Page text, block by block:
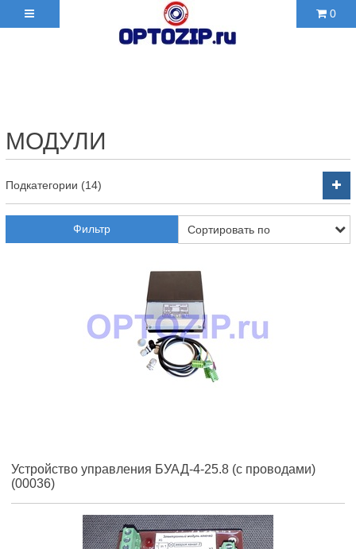
0
МОДУЛИ
Подкатегории (14)
Фильтр
Устройство управления БУАД-4-25.8 (с проводами)
(00036)